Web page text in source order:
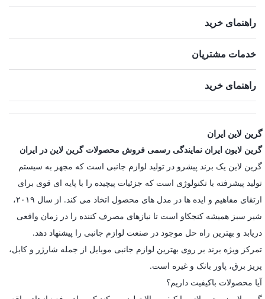
راهنمای خرید
خدمات مشتریان
راهنمای خرید
گرین لاین ایران
گرین لایون ایران نمایندگی رسمی فروش محصولات گرین لاین در ایران
گرین لاین یک برند پیشرو در تولید لوازم جانبی است که مجهز به سیستم
تولید پیشرفته با تکنولوژی است که جزئیات پیچیده را با پایه ای قوی برای
ارتقای مفاهیم و ایده ها در مدل های محصول اتخاذ می کند. از سال ۲۰۱۹،
شیر سبز همیشه کنجکاو است تا نیازهای مصرف کننده را در زمان واقعی
دریابد و بهترین راه حل موجود در صنعت لوازم جانبی را پیشنهاد دهد.
تمرکز ویژه برند بر روی بهترین لوازم جانبی موبایل از جمله شارژر و کابل،
پریز برق، پاور بانک و غیره است.
آیا محصولات باکیفیت داریم؟